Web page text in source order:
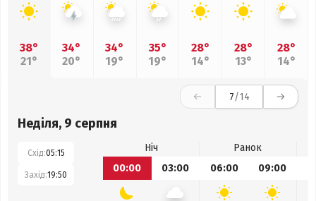
38°
21°
34°
20°
34°
19°
35°
19°
28°
14°
28°
13°
28°
14°
7/14
Неділя, 9 серпня
Схід:05:15
Захід:19:50
Ніч
Ранок
00:00
03:00 06:00 09:00